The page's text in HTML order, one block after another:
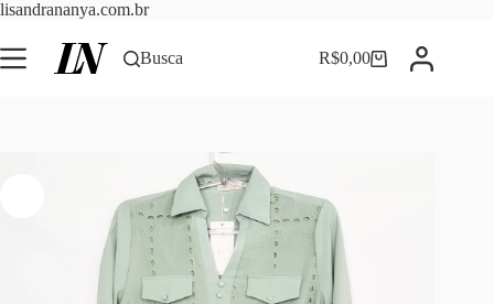
lisandrananya.com.brPular
o
conteúdo
Busca Carrinho
R$0,00